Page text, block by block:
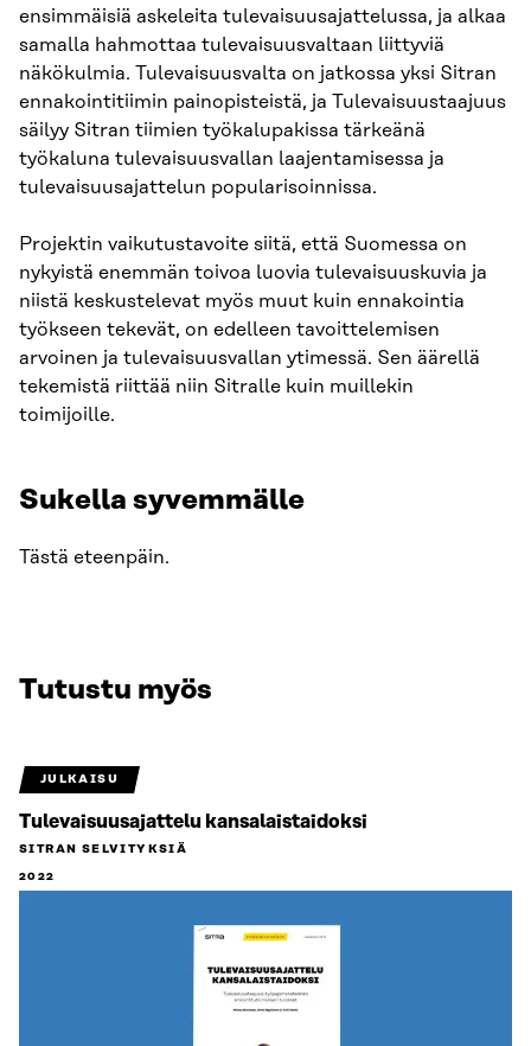
ensimmäisiä askeleita tulevaisuusajattelussa, ja alkaa
samalla hahmottaa tulevaisuusvaltaan liittyviä
näkökulmia. Tulevaisuusvalta on jatkossa yksi Sitran
ennakointitiimin painopisteistä, ja Tulevaisuustaajuus
säilyy Sitran tiimien työkalupakissa tärkeänä
työkaluna tulevaisuusvallan laajentamisessa ja
tulevaisuusajattelun popularisoinnissa.
Projektin vaikutustavoite siitä, että Suomessa on
nykyistä enemmän toivoa luovia tulevaisuuskuvia ja
niistä keskustelevat myös muut kuin ennakointia
työkseen tekevät, on edelleen tavoittelemisen
arvoinen ja tulevaisuusvallan ytimessä. Sen äärellä
tekemistä riittää niin Sitralle kuin muillekin
toimijoille.
Sukella syvemmälle
Tästä eteenpäin.
Tutustu myös
JULKAISU
Tulevaisuusajattelu kansalaistaidoksi
SITRAN SELVITYKSIÄ
2022